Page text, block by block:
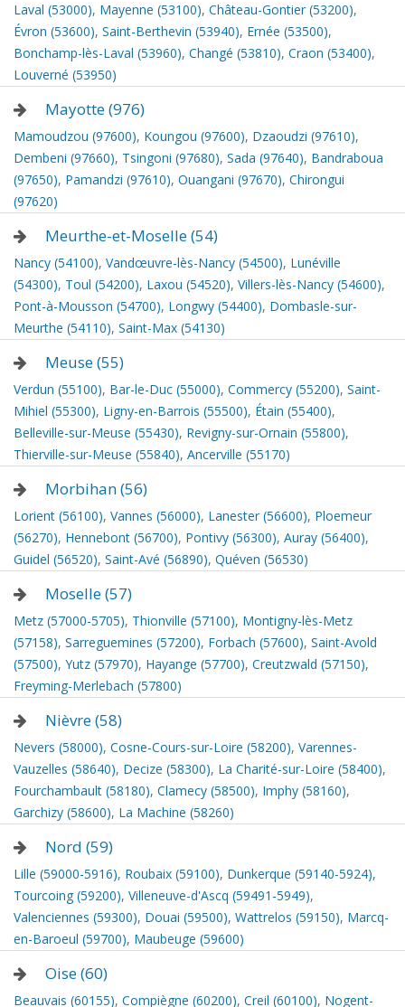
Laval (53000), Mayenne (53100), Château-Gontier (53200),
Évron (53600), Saint-Berthevin (53940), Ernée (53500),
Bonchamp-lès-Laval (53960), Changé (53810), Craon (53400),
Louverné (53950)
Mayotte (976)
Mamoudzou (97600), Koungou (97600), Dzaoudzi (97610),
Dembeni (97660), Tsingoni (97680), Sada (97640), Bandraboua
(97650), Pamandzi (97610), Ouangani (97670), Chirongui
(97620)
Meurthe-et-Moselle (54)
Nancy (54100), Vandœuvre-lès-Nancy (54500), Lunéville
(54300), Toul (54200), Laxou (54520), Villers-lès-Nancy (54600),
Pont-à-Mousson (54700), Longwy (54400), Dombasle-sur-
Meurthe (54110), Saint-Max (54130)
Meuse (55)
Verdun (55100), Bar-le-Duc (55000), Commercy (55200), Saint-
Mihiel (55300), Ligny-en-Barrois (55500), Étain (55400),
Belleville-sur-Meuse (55430), Revigny-sur-Ornain (55800),
Thierville-sur-Meuse (55840), Ancerville (55170)
Morbihan (56)
Lorient (56100), Vannes (56000), Lanester (56600), Ploemeur
(56270), Hennebont (56700), Pontivy (56300), Auray (56400),
Guidel (56520), Saint-Avé (56890), Quéven (56530)
Moselle (57)
Metz (57000-5705), Thionville (57100), Montigny-lès-Metz
(57158), Sarreguemines (57200), Forbach (57600), Saint-Avold
(57500), Yutz (57970), Hayange (57700), Creutzwald (57150),
Freyming-Merlebach (57800)
Nièvre (58)
Nevers (58000), Cosne-Cours-sur-Loire (58200), Varennes-
Vauzelles (58640), Decize (58300), La Charité-sur-Loire (58400),
Fourchambault (58180), Clamecy (58500), Imphy (58160),
Garchizy (58600), La Machine (58260)
Nord (59)
Lille (59000-5916), Roubaix (59100), Dunkerque (59140-5924),
Tourcoing (59200), Villeneuve-d'Ascq (59491-5949),
Valenciennes (59300), Douai (59500), Wattrelos (59150), Marcq-
en-Baroeul (59700), Maubeuge (59600)
Oise (60)
Beauvais (60155), Compiègne (60200), Creil (60100), Nogent-